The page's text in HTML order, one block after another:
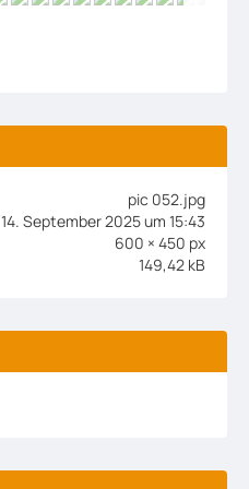
pic 052.jpg
14. September 2025 um 15:43
600 × 450 px
149,42 kB